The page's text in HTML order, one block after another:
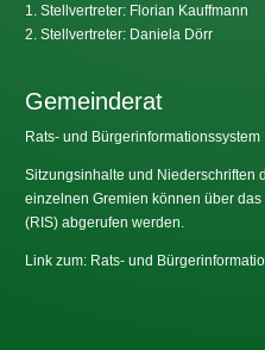
1. Stellvertreter: Florian Kauffmann
2. Stellvertreter: Daniela Dörr
Gemeinderat
Rats- und Bürgerinformationssystem
Sitzungsinhalte und Niederschriften
einzelnen Gremien können über
(RIS) abgerufen werden.
Link zum: Rats- und